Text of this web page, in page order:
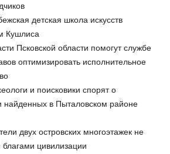
детская школа искусств
Кушлиса
Псковской области помогут службе
оптимизировать исполнительное
и поисковики спорят о
найденных в Пыталовском районе
двух островских многоэтажек не
благами цивилизации